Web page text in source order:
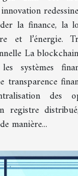
la finance, la
et l’énergie.
La
systèmes
transparence
des
registre
manière...